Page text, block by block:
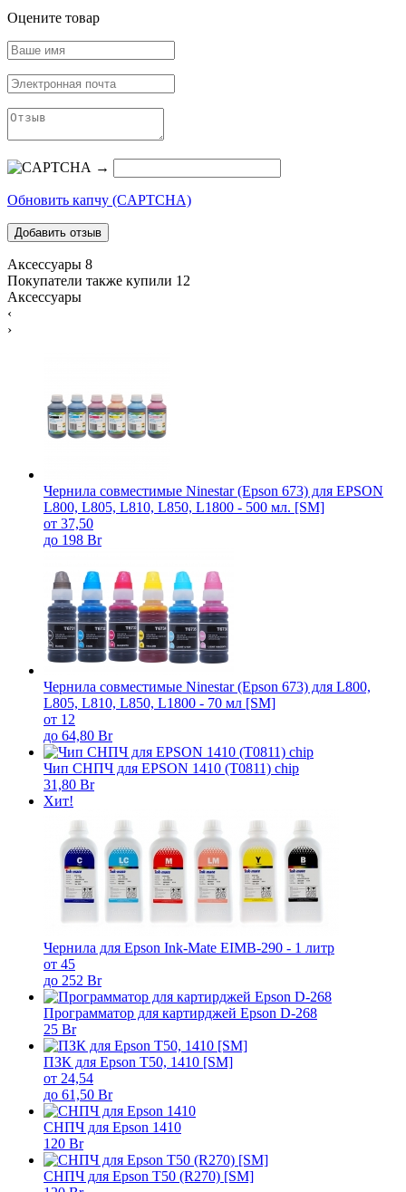
Оцените товар
→
Обновить капчу (CAPTCHA)
Аксессуары 8
Покупатели также купили 12
Аксессуары
‹
›
Чернила совместимые Ninestar (Epson 673) для EPSON
L800, L805, L810, L850, L1800 - 500 мл. [SM]
от 37,50
до 198 Br
Чернила совместимые Ninestar (Epson 673) для L800,
L805, L810, L850, L1800 - 70 мл [SM]
от 12
до 64,80 Br
Чип СНПЧ для EPSON 1410 (T0811) chip
31,80 Br
Хит!
Чернила для Epson Ink-Mate EIMB-290 - 1 литр
от 45
до 252 Br
Программатор для картирджей Epson D-268
25 Br
ПЗК для Epson T50, 1410 [SM]
от 24,54
до 61,50 Br
СНПЧ для Epson 1410
120 Br
СНПЧ для Epson T50 (R270) [SM]